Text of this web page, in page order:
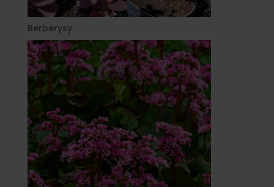
Berberysy